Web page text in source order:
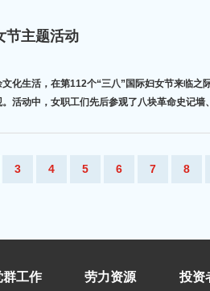
节主题活动
化生活，在第112个“三八”国际妇女节来临
活动中，女职工们先后参观了八块革命史记墙、
3 4 5 6 7 8
群工作 劳力资源 投资